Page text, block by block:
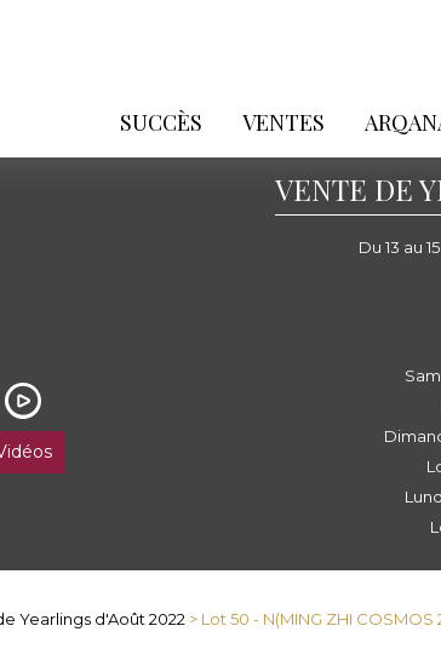
SUCCÈS VENTES
VENTE DE
Du 13 au
Yearlings d'Août 2022 > Lot 50 - N(MING ZHI COSMOS